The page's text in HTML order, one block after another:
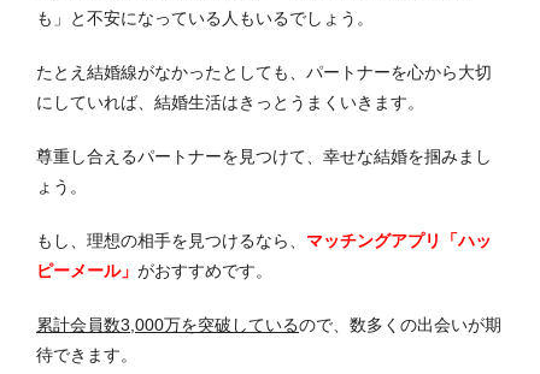
も」と不安になっている人もいるでしょう。
たとえ結婚線がなかったとしても、パートナーを心から大切
にしていれば、結婚生活はきっとうまくいきます。
尊重し合えるパートナーを見つけて、幸せな結婚を掴みまし
ょう。
もし、理想の相手を見つけるなら、 マッチングアプリ「ハッ
ピーメール」 がおすすめです。
累計会員数3,000万を突破しているので、数多くの出会いが期
待できます。